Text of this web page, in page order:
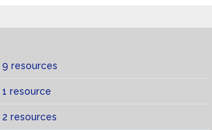
of
9 resources
>of
1 resource
>of
2 resources